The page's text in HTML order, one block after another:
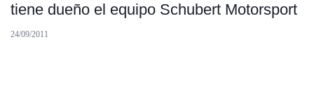
tiene dueño el equipo Schubert Motorsport
24/09/2011